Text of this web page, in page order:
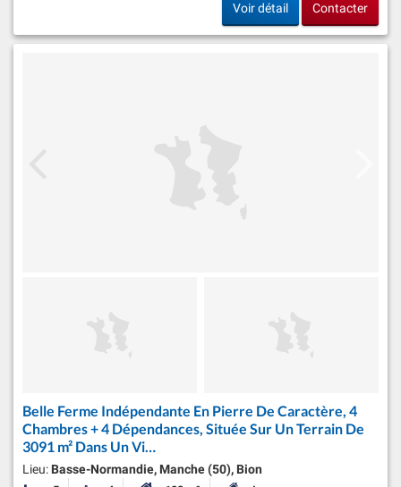
Voir détail Contacter
Belle Ferme Indépendante En Pierre De Caractère, 4
Chambres + 4 Dépendances, Située Sur Un Terrain De
3091 m² Dans Un Vi…
Lieu: Basse-Normandie, Manche (50), Bion